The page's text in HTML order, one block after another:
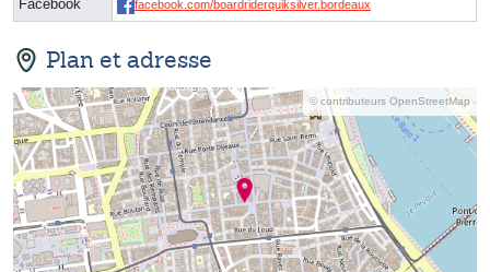
Facebook facebook.com/boardriderquiksilver.bordeaux
Plan et adresse
© contributeurs OpenStreetMap